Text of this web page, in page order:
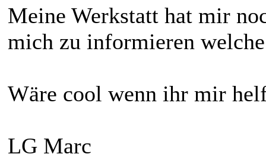
Meine Werkstatt hat mir
mich zu informieren
Wäre cool wenn ihr mir
LG Marc